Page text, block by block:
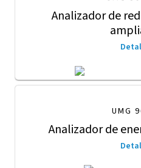
Analizador de
UMG
Analizador de